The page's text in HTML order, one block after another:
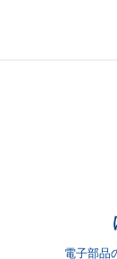
電子部品